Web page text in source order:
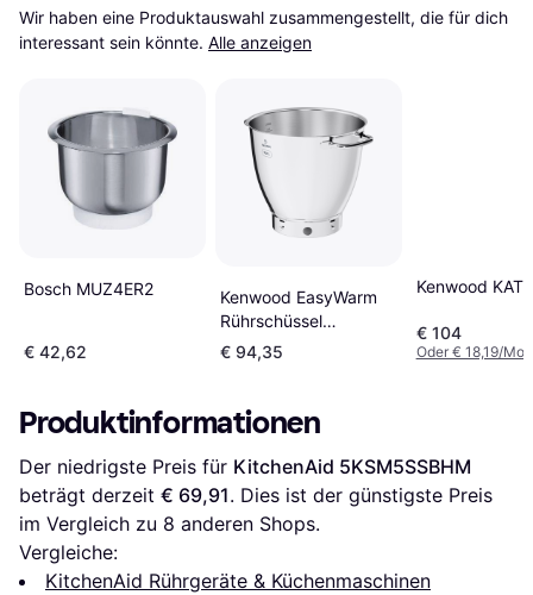
Wir haben eine Produktauswahl zusammengestellt, die für dich
interessant sein könnte. Alle anzeigen
Bosch MUZ4ER2
€ 42,62
Kenwood EasyWarm
Rührschüssel
KAB71.002SS
€ 94,35
Kenwood
€ 104
Oder € 18,19/
Produktinformationen
Der niedrigste Preis für KitchenAid 5KSM5SSBHM
beträgt derzeit € 69,91. Dies ist der günstigste Preis
im Vergleich zu 8 anderen Shops.
Vergleiche:
KitchenAid Rührgeräte & Küchenmaschinen